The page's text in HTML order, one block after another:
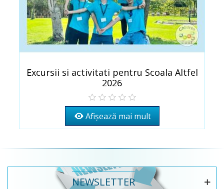
Excursii si activitati pentru Scoala Altfel
2026
Afișează mai mult
NEWSLETTER